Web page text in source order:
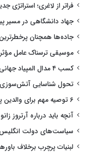
فراتر از لاغری؛
جهاد دانشگاهی در مسیر
جاده‌ها همچنان
موسیقی ترسناک عامل
کسب ۴ مدال المپیاد جهانی هوش مصنوعی برای ایران
تحول شناسایی
۶ توصیه مهم برای والدین پیش از بازگشایی مدارس
آنچه باید درباره آرتروز
سیاست‌های دولت
لبنیات پرچرب برخلاف